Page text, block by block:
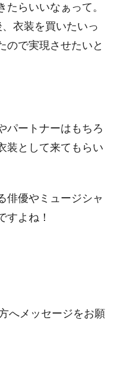
らいいなぁって。
衣装を買いたいっ
ので実現させたいと
パートナーはもちろ
装として来てもらい
俳優やミュージシャ
すよね！
へメッセージをお願